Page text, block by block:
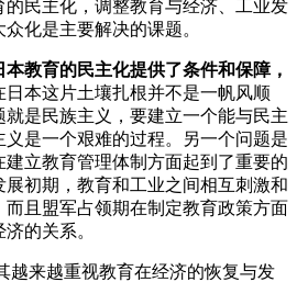
民主化，调整教育与经济、工业发
化是主要解决的课题。
教育的民主化提供了条件和保障，
本这片土壤扎根并不是一帆风顺
是民族主义，要建立一个能与民主
是一个艰难的过程。另一个问题是
立教育管理体制方面起到了重要的
初期，教育和工业之间相互刺激和
且盟军占领期在制定教育政策方面
的关系。
越来越重视教育在经济的恢复与发